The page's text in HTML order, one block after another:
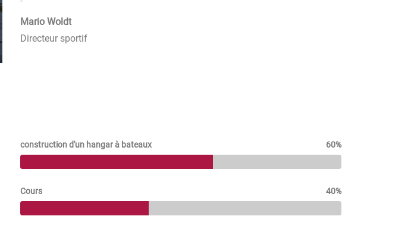
Mario Woldt
Directeur sportif
construction d'un hangar à bateaux 60%
Cours 40%